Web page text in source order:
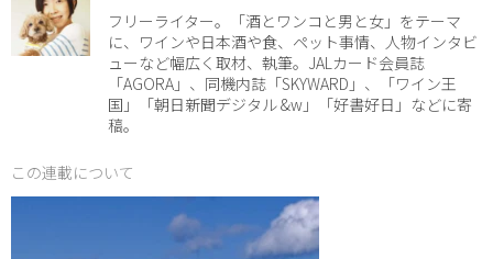
フリーライター。「酒とワンコと男と女」をテーマ
に、ワインや日本酒や食、ペット事情、人物インタビ
ューなど幅広く取材、執筆。JALカード会員誌
「AGORA」、同機内誌「SKYWARD」、「ワイン王
国」「朝日新聞デジタル &w」「好書好日」などに寄
稿。
この連載について